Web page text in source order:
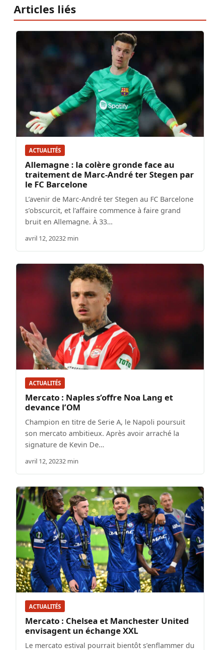
Articles liés
ACTUALITÉS
Allemagne : la colère gronde face au
traitement de Marc-André ter Stegen par
le FC Barcelone
L’avenir de Marc-André ter Stegen au FC Barcelone
s’obscurcit, et l’affaire commence à faire grand
bruit en Allemagne. À 33…
avril 12, 20232 min
ACTUALITÉS
Mercato : Naples s’offre Noa Lang et
devance l’OM
Champion en titre de Serie A, le Napoli poursuit
son mercato ambitieux. Après avoir arraché la
signature de Kevin De…
avril 12, 20232 min
ACTUALITÉS
Mercato : Chelsea et Manchester United
envisagent un échange XXL
Le mercato estival pourrait bientôt s’enflammer du